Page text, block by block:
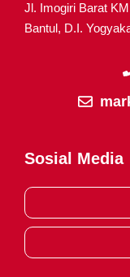
Jl. Imogiri Barat
Bantul, D.I.
Sosial Media